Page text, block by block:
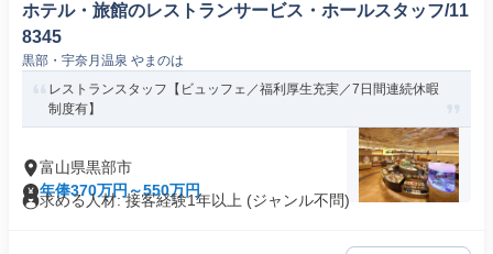
ホテル・旅館のレストランサービス・ホールスタッフ/11
8345
黒部・宇奈月温泉 やまのは
レストランスタッフ【ビュッフェ／福利厚生充実／7日間連続休暇
制度有】
富山県黒部市
年俸370万円～550万円
求める人材: 接客経験1年以上 (ジャンル不問)